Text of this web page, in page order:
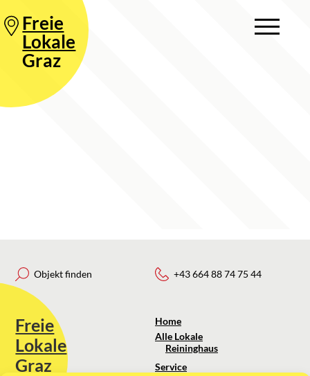
Freie
Lokale
Graz
Objekt finden
Freie
Lokale
Graz
+43 664 88 74 75 44
Home
Alle Lokale
Reininghaus
Service